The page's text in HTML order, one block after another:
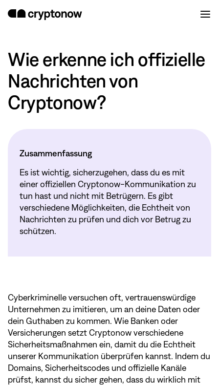
Wie erkenne ich offizielle
Nachrichten von
Cryptonow?
Zusammenfassung
Es ist wichtig, sicherzugehen, dass du es mit
einer offiziellen Cryptonow-Kommunikation zu
tun hast und nicht mit Betrügern. Es gibt
verschiedene Möglichkeiten, die Echtheit von
Nachrichten zu prüfen und dich vor Betrug zu
schützen.
Cyberkriminelle versuchen oft, vertrauenswürdige
Unternehmen zu imitieren, um an deine Daten oder
dein Guthaben zu kommen. Wie Banken oder
Versicherungen setzt Cryptonow verschiedene
Sicherheitsmaßnahmen ein, damit du die Echtheit
unserer Kommunikation überprüfen kannst. Indem du
Domains, Sicherheitscodes und offizielle Kanäle
prüfst, kannst du sicher gehen, dass du wirklich mit